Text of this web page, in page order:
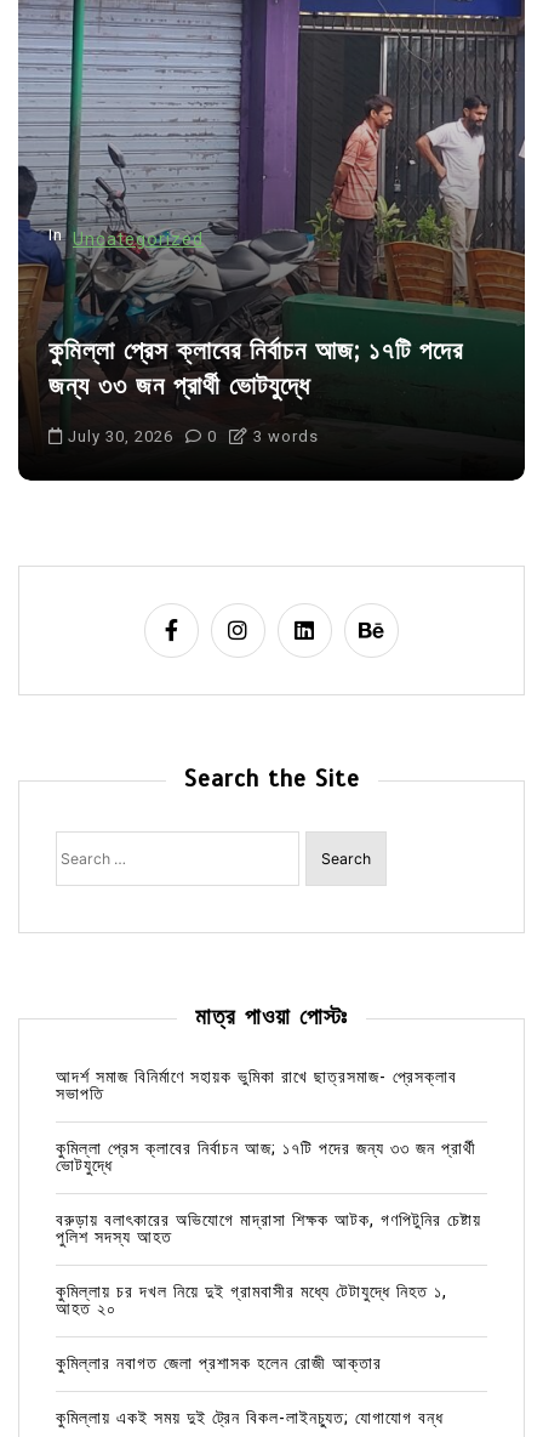
g
a
t
i
o
n
In Uncategorized
কুমিল্লা প্রেস ক্লাবের নির্বাচন আজ; ১৭টি পদের
জন্য ৩৩ জন প্রার্থী ভোটযুদ্ধে
July 30, 2026 0 3 words
Search the Site
Search
for:
মাত্র পাওয়া পোস্টঃ
আদর্শ সমাজ বিনির্মাণে সহায়ক ভুমিকা রাখে ছাত্রসমাজ- প্রেসক্লাব
সভাপতি
কুমিল্লা প্রেস ক্লাবের নির্বাচন আজ; ১৭টি পদের জন্য ৩৩ জন প্রার্থী
ভোটযুদ্ধে
বরুড়ায় বলাৎকারের অভিযোগে মাদ্রাসা শিক্ষক আটক, গণপিটুনির চেষ্টায়
পুলিশ সদস্য আহত
কুমিল্লায় চর দখল নিয়ে দুই গ্রামবাসীর মধ্যে টেটাযুদ্ধে নিহত ১,
আহত ২০
কুমিল্লার নবাগত জেলা প্রশাসক হলেন রোজী আক্তার
কুমিল্লায় একই সময় দুই ট্রেন বিকল-লাইনচ্যুত; যোগাযোগ বন্ধ